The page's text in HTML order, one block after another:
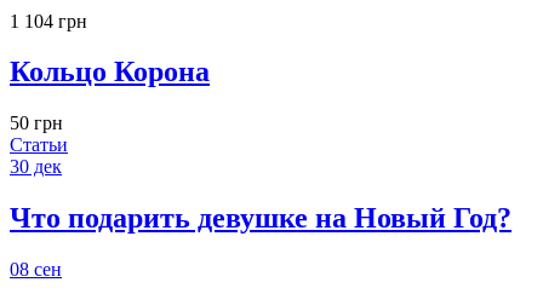
1 104 грн
Кольцо Корона
50 грн
Статьи
30 дек
Что подарить девушке на Новый Год?
08 сен